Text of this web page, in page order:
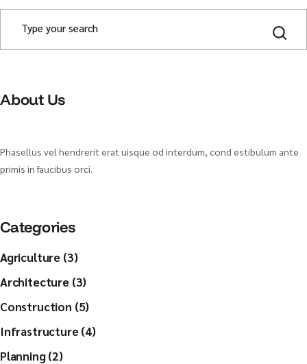
S
c
About Us
Phasellus vel hendrerit erat uisque od interdum, cond estibulum ante
primis in faucibus orci.
Categories
Agriculture (3)
Architecture (3)
Construction (5)
Infrastructure (4)
Planning (2)